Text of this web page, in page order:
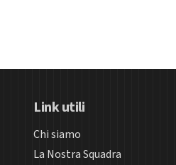
Link utili
Chi siamo
La Nostra Squadra